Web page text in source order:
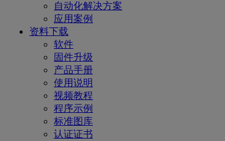
自动化解决方案
应用案例
资料下载
软件
固件升级
产品手册
使用说明
视频教程
程序示例
标准图库
认证证书